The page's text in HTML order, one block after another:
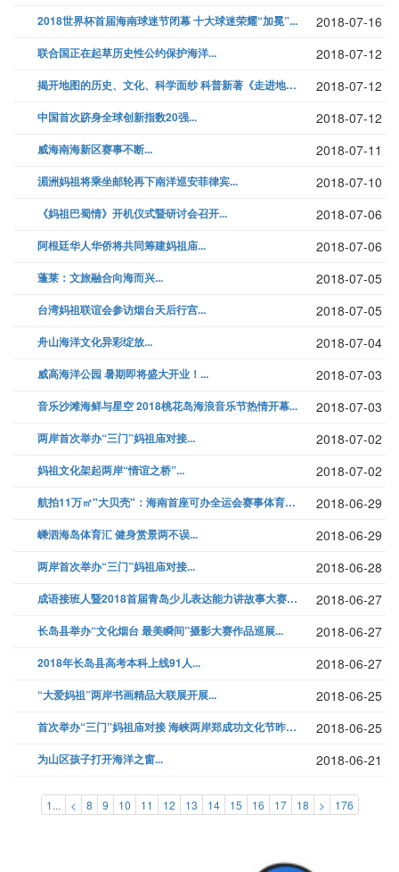
2018世界杯首届海南球迷节闭幕 十大球迷荣耀“加冕”... 2018-07-16
联合国正在起草历史性公约保护海洋... 2018-07-12
揭开地图的历史、文化、科学面纱 科普新著《走进地图世界》出版面市 ... 2018-07-12
中国首次跻身全球创新指数20强... 2018-07-12
威海南海新区赛事不断... 2018-07-11
湄洲妈祖将乘坐邮轮再下南洋巡安菲律宾... 2018-07-10
《妈祖巴蜀情》开机仪式暨研讨会召开... 2018-07-06
阿根廷华人华侨将共同筹建妈祖庙... 2018-07-06
蓬莱：文旅融合向海而兴... 2018-07-05
台湾妈祖联谊会参访烟台天后行宫... 2018-07-05
舟山海洋文化异彩绽放... 2018-07-04
威高海洋公园 暑期即将盛大开业！... 2018-07-03
音乐沙滩海鲜与星空 2018桃花岛海浪音乐节热情开幕... 2018-07-03
两岸首次举办“三门”妈祖庙对接... 2018-07-02
妈祖文化架起两岸“情谊之桥”... 2018-07-02
航拍11万㎡"大贝壳"：海南首座可办全运会赛事体育场... 2018-06-29
嵊泗海岛体育汇 健身赏景两不误... 2018-06-29
两岸首次举办“三门”妈祖庙对接... 2018-06-28
成语接班人暨2018首届青岛少儿表达能力讲故事大赛启动... 2018-06-27
长岛县举办“文化烟台 最美瞬间”摄影大赛作品巡展... 2018-06-27
2018年长岛县高考本科上线91人... 2018-06-27
“大爱妈祖”两岸书画精品大联展开展... 2018-06-25
首次举办“三门”妈祖庙对接 海峡两岸郑成功文化节昨落幕... 2018-06-25
为山区孩子打开海洋之窗... 2018-06-21
1... < 8 9 10 11 12 13 14 15 16 17 18 > 176